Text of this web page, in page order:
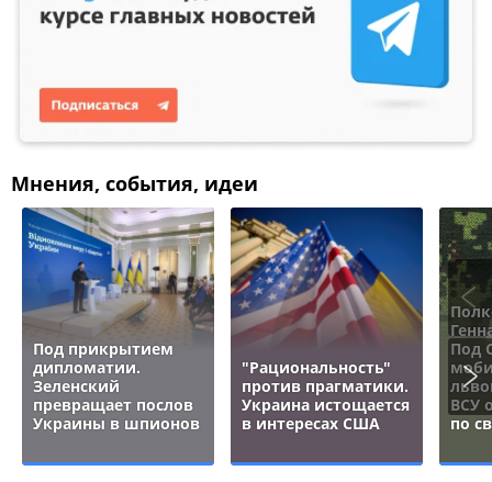
Мнения, события, идеи
Под прикрытием
дипломатии.
Зеленский
превращает послов
Украины в шпионов
"Рациональность"
против прагматики.
Украина истощается
в интересах США
Под
ВСУ
по